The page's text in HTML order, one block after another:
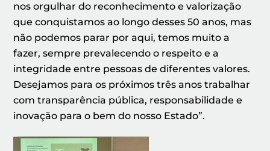
nos orgulhar do reconhecimento e valorização
que conquistamos ao longo desses 50 anos, mas
não podemos parar por aqui, temos muito a
fazer, sempre prevalecendo o respeito e a
integridade entre pessoas de diferentes valores.
Desejamos para os próximos três anos trabalhar
com transparência pública, responsabilidade e
inovação para o bem do nosso Estado”.